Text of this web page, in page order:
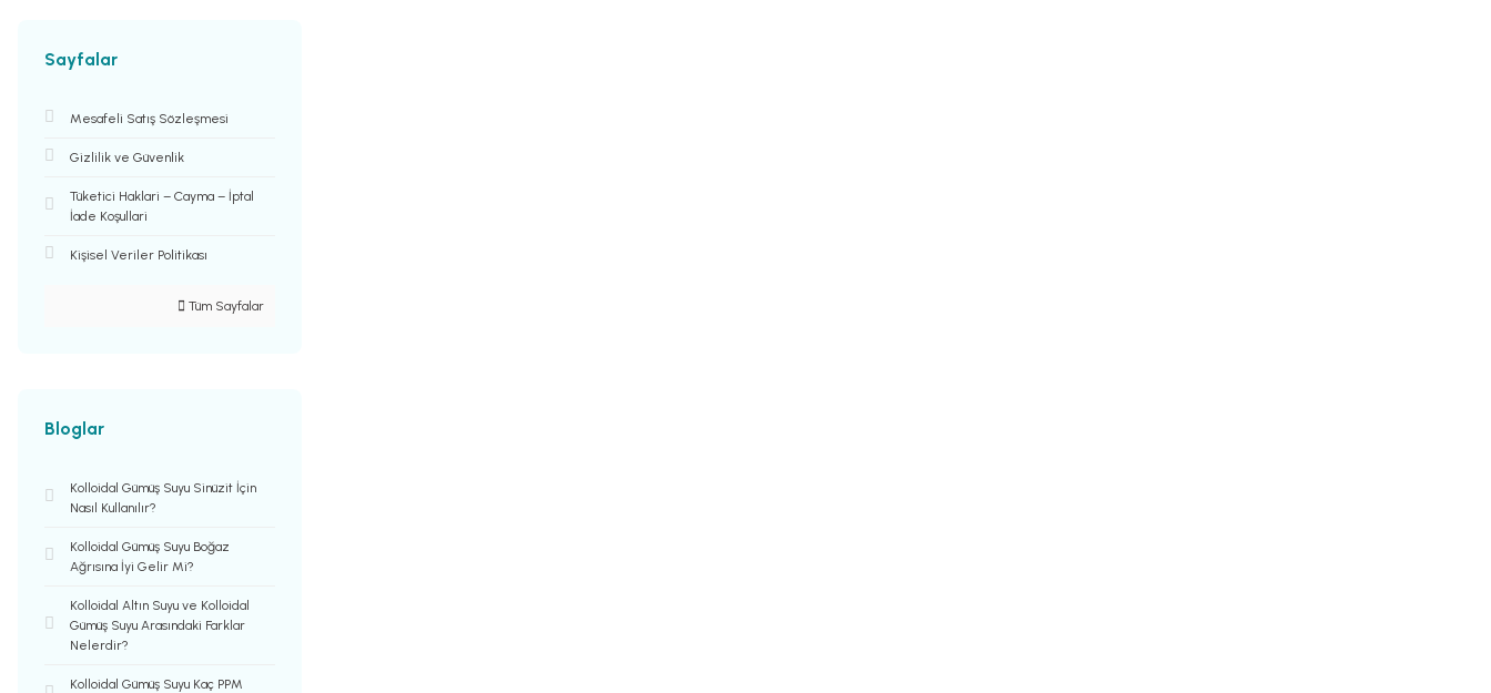
Sayfalar
Mesafeli Satış Sözleşmesi
Gizlilik ve Güvenlik
Tüketici Haklari – Cayma – İptal
İade Koşullari
Kişisel Veriler Politikası
Tüm Sayfalar
Bloglar
Kolloidal Gümüş Suyu Sinüzit İçin
Nasıl Kullanılır?
Kolloidal Gümüş Suyu Boğaz
Ağrısına İyi Gelir Mi?
Kolloidal Altın Suyu ve Kolloidal
Gümüş Suyu Arasındaki Farklar
Nelerdir?
Kolloidal Gümüş Suyu Kaç PPM